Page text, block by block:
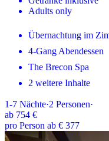
Adults only
Übernachtung im
4-Gang Abendessen
The Brecon Spa
2 weitere Inhalte
1-7 Nächte·2 Personen·
ab 754 €
pro Person ab € 377